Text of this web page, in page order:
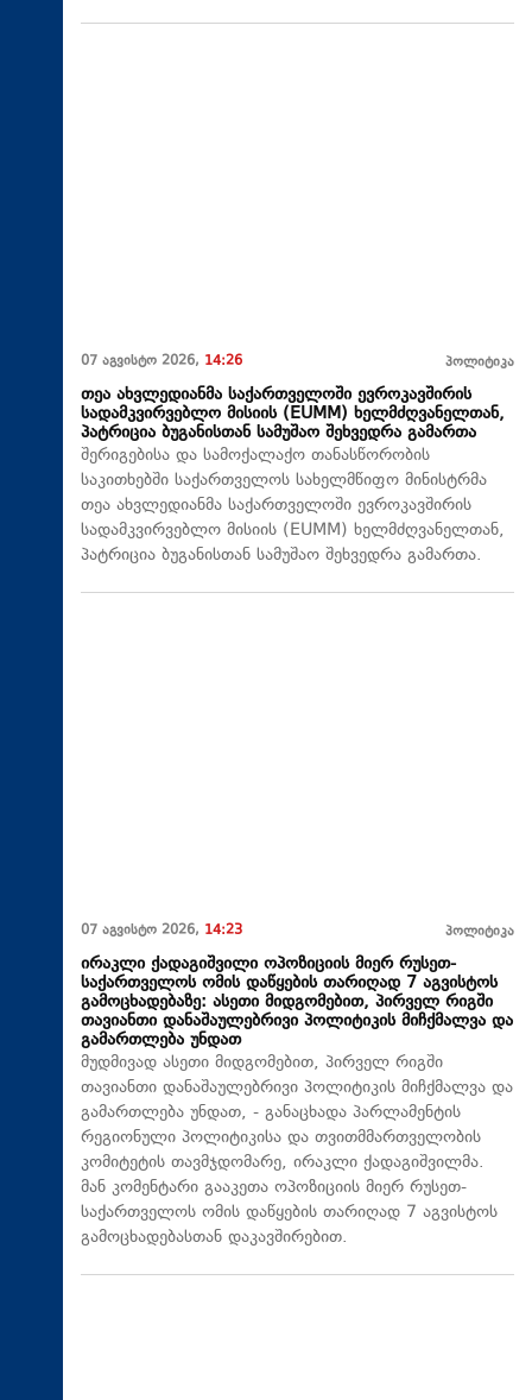
07 აგვისტო 2026, 14:26 პოლიტიკა
თეა ახვლედიანმა საქართველოში ევროკავშირის
სადამკვირვებლო მისიის (EUMM) ხელმძღვანელთან,
პატრიცია ბუგანისთან სამუშაო შეხვედრა გამართა
შერიგებისა და სამოქალაქო თანასწორობის
საკითხებში საქართველოს სახელმწიფო მინისტრმა
თეა ახვლედიანმა საქართველოში ევროკავშირის
სადამკვირვებლო მისიის (EUMM) ხელმძღვანელთან,
პატრიცია ბუგანისთან სამუშაო შეხვედრა გამართა.
07 აგვისტო 2026, 14:23 პოლიტიკა
ირაკლი ქადაგიშვილი ოპოზიციის მიერ რუსეთ-
საქართველოს ომის დაწყების თარიღად 7 აგვისტოს
გამოცხადებაზე: ასეთი მიდგომებით, პირველ რიგში
თავიანთი დანაშაულებრივი პოლიტიკის მიჩქმალვა და
გამართლება უნდათ
მუდმივად ასეთი მიდგომებით, პირველ რიგში
თავიანთი დანაშაულებრივი პოლიტიკის მიჩქმალვა და
გამართლება უნდათ, - განაცხადა პარლამენტის
რეგიონული პოლიტიკისა და თვითმმართველობის
კომიტეტის თავმჯდომარე, ირაკლი ქადაგიშვილმა.
მან კომენტარი გააკეთა ოპოზიციის მიერ რუსეთ-
საქართველოს ომის დაწყების თარიღად 7 აგვისტოს
გამოცხადებასთან დაკავშირებით.